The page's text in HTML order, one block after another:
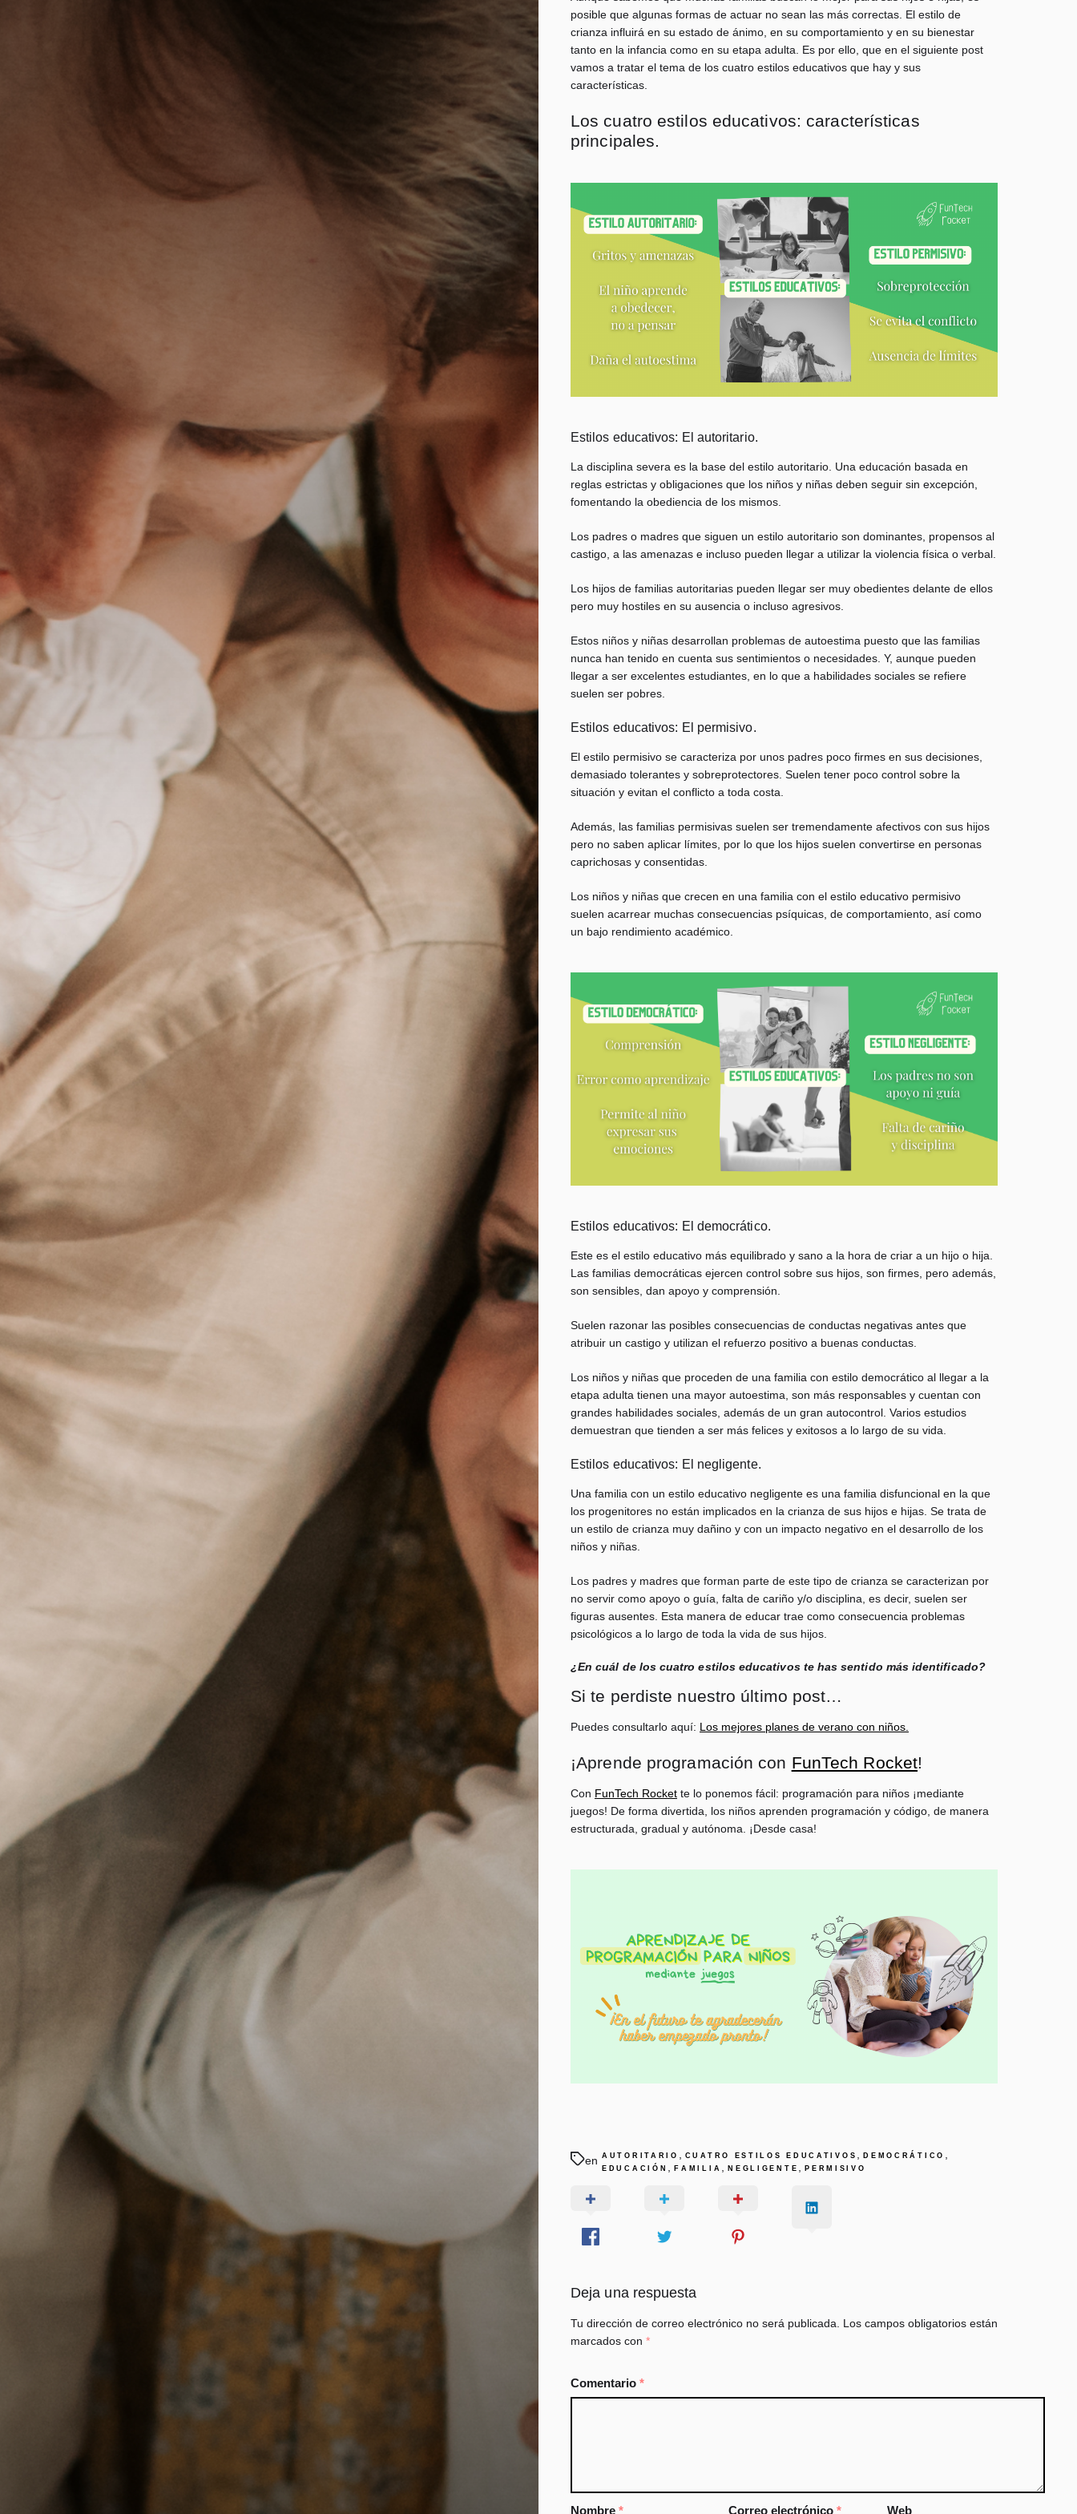
posible que algunas formas de actuar no sean las más correctas. El estilo de
crianza influirá en su estado de ánimo, en su comportamiento y en su bienestar
tanto en la infancia como en su etapa adulta. Es por ello, que en el siguiente post
vamos a tratar el tema de los cuatro estilos educativos que hay y sus
características.
Los cuatro estilos educativos: características
principales.
Estilos educativos: El autoritario.
La disciplina severa es la base del estilo autoritario. Una educación basada en
reglas estrictas y obligaciones que los niños y niñas deben seguir sin excepción,
fomentando la obediencia de los mismos.
Los padres o madres que siguen un estilo autoritario son dominantes, propensos al
castigo, a las amenazas e incluso pueden llegar a utilizar la violencia física o verbal.
Los hijos de familias autoritarias pueden llegar ser muy obedientes delante de ellos
pero muy hostiles en su ausencia o incluso agresivos.
Estos niños y niñas desarrollan problemas de autoestima puesto que las familias
nunca han tenido en cuenta sus sentimientos o necesidades. Y, aunque pueden
llegar a ser excelentes estudiantes, en lo que a habilidades sociales se refiere
suelen ser pobres.
Estilos educativos: El permisivo.
El estilo permisivo se caracteriza por unos padres poco firmes en sus decisiones,
demasiado tolerantes y sobreprotectores. Suelen tener poco control sobre la
situación y evitan el conflicto a toda costa.
Además, las familias permisivas suelen ser tremendamente afectivos con sus hijos
pero no saben aplicar límites, por lo que los hijos suelen convertirse en personas
caprichosas y consentidas.
Los niños y niñas que crecen en una familia con el estilo educativo permisivo
suelen acarrear muchas consecuencias psíquicas, de comportamiento, así como
un bajo rendimiento académico.
Estilos educativos: El democrático.
Este es el estilo educativo más equilibrado y sano a la hora de criar a un hijo o hija.
Las familias democráticas ejercen control sobre sus hijos, son firmes, pero además,
son sensibles, dan apoyo y comprensión.
Suelen razonar las posibles consecuencias de conductas negativas antes que
atribuir un castigo y utilizan el refuerzo positivo a buenas conductas.
Los niños y niñas que proceden de una familia con estilo democrático al llegar a la
etapa adulta tienen una mayor autoestima, son más responsables y cuentan con
grandes habilidades sociales, además de un gran autocontrol. Varios estudios
demuestran que tienden a ser más felices y exitosos a lo largo de su vida.
Estilos educativos: El negligente.
Una familia con un estilo educativo negligente es una familia disfuncional en la que
los progenitores no están implicados en la crianza de sus hijos e hijas. Se trata de
un estilo de crianza muy dañino y con un impacto negativo en el desarrollo de los
niños y niñas.
Los padres y madres que forman parte de este tipo de crianza se caracterizan por
no servir como apoyo o guía, falta de cariño y/o disciplina, es decir, suelen ser
figuras ausentes. Esta manera de educar trae como consecuencia problemas
psicológicos a lo largo de toda la vida de sus hijos.
¿En cuál de los cuatro estilos educativos te has sentido más identificado?
Si te perdiste nuestro último post…
Puedes consultarlo aquí: Los mejores planes de verano con niños.
¡Aprende programación con FunTech Rocket!
Con FunTech Rocket te lo ponemos fácil: programación para niños ¡mediante
juegos! De forma divertida, los niños aprenden programación y código, de manera
estructurada, gradual y autónoma. ¡Desde casa!
en AUTORITARIO CUATRO ESTILOS EDUCATIVOS ,DEMOCRÁTICO
EDUCACIÓN ,FAMILIA ,NEGLIGENTE ,PERMISIVO
Deja una respuesta
Tu dirección de correo electrónico no será publicada.
Los campos obligatorios están
marcados con *
Comentario *
Nombre * Correo electrónico* Web